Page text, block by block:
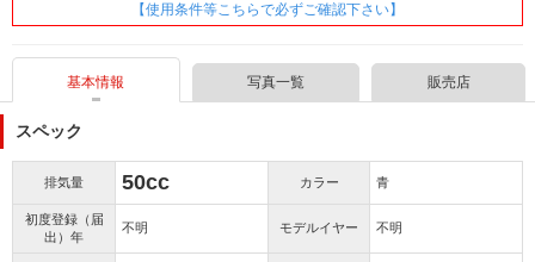
【使用条件等こちらで必ずご確認下さい】
基本情報 写真一覧 販売店
スペック
排気量 50cc カラー 青
初度登録（届
出）年
不明 モデルイヤー 不明